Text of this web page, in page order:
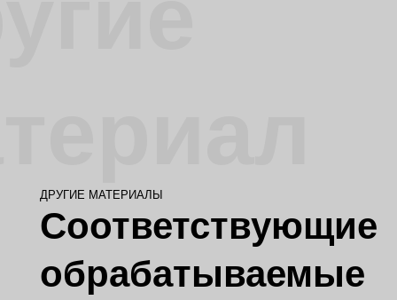
ДРУГИЕ МАТЕРИАЛЫ
Соответствующие
обрабатываемые